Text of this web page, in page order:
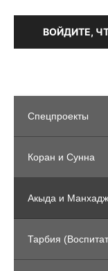
ВОЙДИТЕ,
Спецпроекты
Коран и Сунна
Акыда и Манхадж
Тарбия